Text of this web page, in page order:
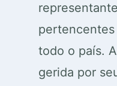
pertencentes
todo o país.
gerida por